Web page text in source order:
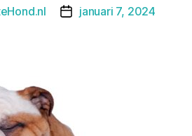
Berichtdatum
januari 7, 2024